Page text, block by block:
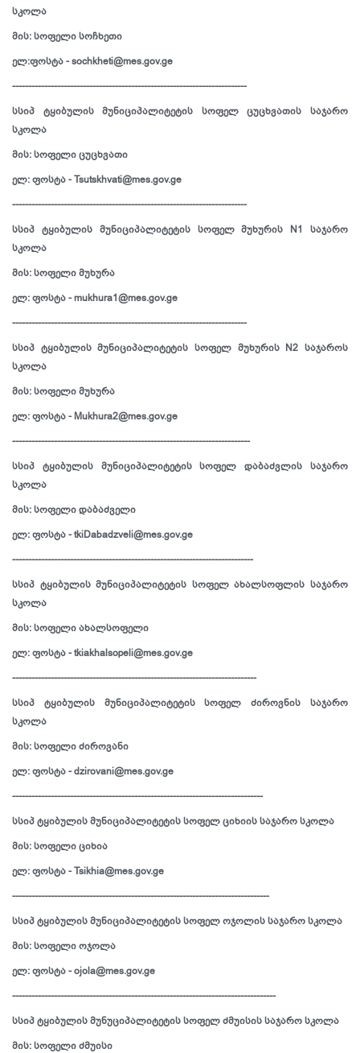
სკოლა
მის: სოფელი სოჩხეთი
ელ:ფოსტა - sochkheti@mes.gov.ge
-------------------------------------------------------------------------
სსიპ ტყიბულის მუნიციპალიტეტის სოფელ ცუცხვათის საჯარო
სკოლა
მის: სოფელი ცუცხვათი
ელ: ფოსტა - Tsutskhvati@mes.gov.ge
-------------------------------------------------------------------------
სსიპ ტყიბულის მუნიციპალიტეტის სოფელ მუხურის N1 საჯარო
სკოლა
მის: სოფელი მუხურა
ელ: ფოსტა - mukhura1@mes.gov.ge
-------------------------------------------------------------------------
სსიპ ტყიბულის მუნიციპალიტეტის სოფელ მუხურის N2 საჯაროს
სკოლა
მის: სოფელი მუხურა
ელ: ფოსტა - Mukhura2@mes.gov.ge
--------------------------------------------------------------------------
სსიპ ტყიბულის მუნიციპალიტეტის სოფელ დაბაძვლის საჯარო
სკოლა
მის: სოფელი დაბაძველი
ელ: ფოსტა - tkiDabadzveli@mes.gov.ge
---------------------------------------------------------------------------
სსიპ ტყიბულის მუნიციპალიტეტის სოფელ ახალსოფლის საჯარო
სკოლა
მის: სოფელი ახალსოფელი
ელ: ფოსტა - tkiakhalsopeli@mes.gov.ge
----------------------------------------------------------------------------
სსიპ ტყიბულის მუნიციპალიტეტის სოფელ ძიროვნის საჯარო
სკოლა
მის: სოფელი ძიროვანი
ელ: ფოსტა - dzirovani@mes.gov.ge
------------------------------------------------------------------------------
სსიპ ტყიბულის მუნიციპალიტეტის სოფელ ციხიის საჯარო სკოლა
მის: სოფელი ციხია
ელ: ფოსტა - Tsikhia@mes.gov.ge
--------------------------------------------------------------------------------
სსიპ ტყიბულის მუნიციპალიტეტის სოფელ ოჯოლის საჯარო სკოლა
მის: სოფელი ოჯოლა
ელ: ფოსტა - ojola@mes.gov.ge
----------------------------------------------------------------------------------
სსიპ ტყიბულის მუნუციპალიტეტის სოფელ ძმუისის საჯარო სკოლა
მის: სოფელი ძმუისი